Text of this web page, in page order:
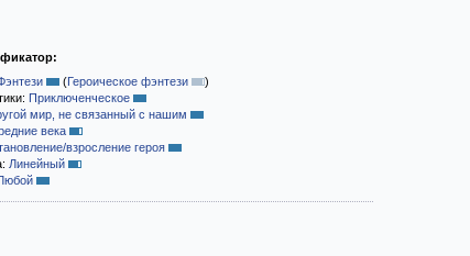
(Героическое фэнтези
)
Приключенческое
мир, не связанный с нашим
века
взросление героя
Линейный